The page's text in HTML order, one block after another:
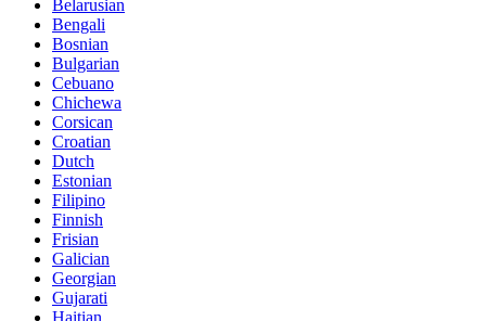
Belarusian
Bengali
Bosnian
Bulgarian
Cebuano
Chichewa
Corsican
Croatian
Dutch
Estonian
Filipino
Finnish
Frisian
Galician
Georgian
Gujarati
Haitian